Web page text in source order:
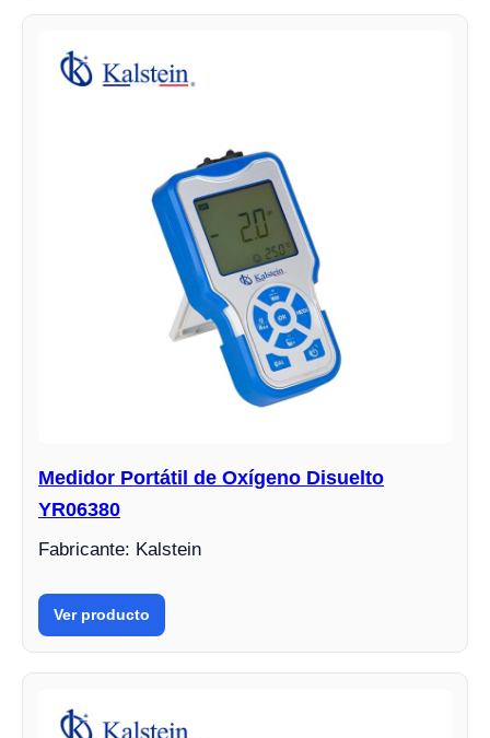
Medidor Portátil de Oxígeno Disuelto
YR06380
Fabricante: Kalstein
Ver producto